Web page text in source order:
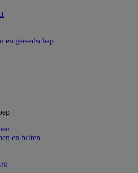
en gereedschap
en buiten